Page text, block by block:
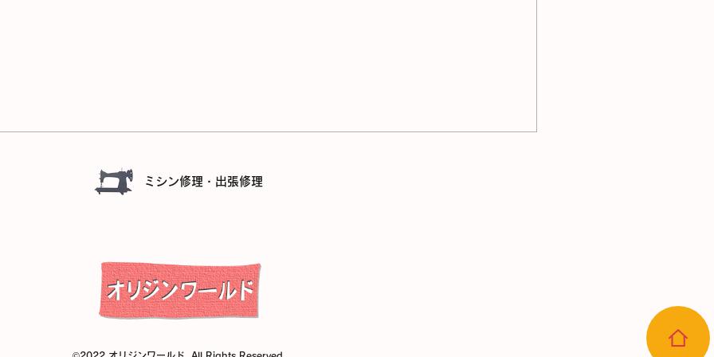
ミシン修理・出張修理